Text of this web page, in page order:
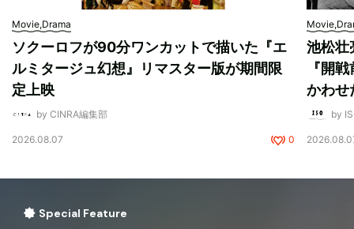
Movie,Drama
ソクーロフが90分ワンカットで描いた『エ
ルミタージュ幻想』リマスター版が期間限
定上映
by CINRA編集部
2026.08.07 0
池松壮
『開
かわせ
by
Special Feature